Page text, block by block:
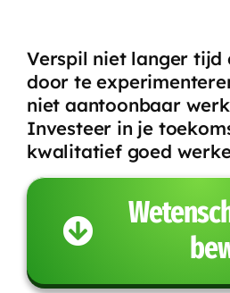
Verspil niet langer tijd
door te
niet aantoonbaar
Investeer in je
kwalitatief goed